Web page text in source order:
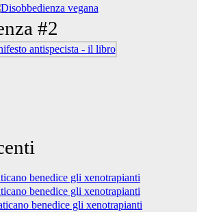
#2
benedice gli xenotrapianti
benedice gli xenotrapianti
benedice gli xenotrapianti